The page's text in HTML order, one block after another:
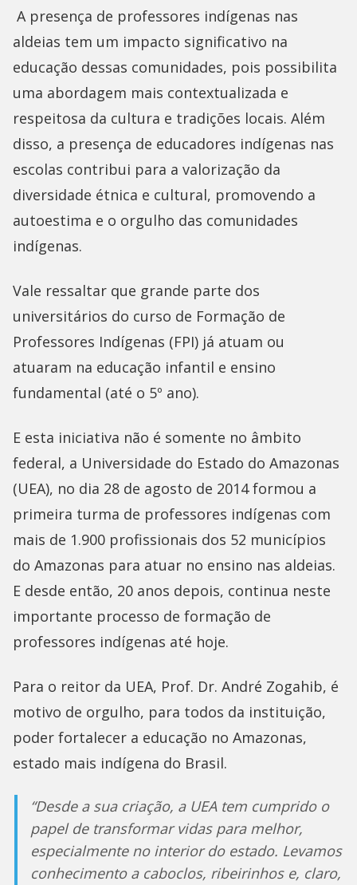
A presença de professores indígenas nas
aldeias tem um impacto significativo na
educação dessas comunidades, pois possibilita
uma abordagem mais contextualizada e
respeitosa da cultura e tradições locais. Além
disso, a presença de educadores indígenas nas
escolas contribui para a valorização da
diversidade étnica e cultural, promovendo a
autoestima e o orgulho das comunidades
indígenas.
Vale ressaltar que grande parte dos
universitários do curso de Formação de
Professores Indígenas (FPI) já atuam ou
atuaram na educação infantil e ensino
fundamental (até o 5º ano).
E esta iniciativa não é somente no âmbito
federal, a Universidade do Estado do Amazonas
(UEA), no dia 28 de agosto de 2014 formou a
primeira turma de professores indígenas com
mais de 1.900 profissionais dos 52 municípios
do Amazonas para atuar no ensino nas aldeias.
E desde então, 20 anos depois, continua neste
importante processo de formação de
professores indígenas até hoje.
Para o reitor da UEA, Prof. Dr. André Zogahib, é
motivo de orgulho, para todos da instituição,
poder fortalecer a educação no Amazonas,
estado mais indígena do Brasil.
“Desde a sua criação, a UEA tem cumprido o
papel de transformar vidas para melhor,
especialmente no interior do estado. Levamos
conhecimento a caboclos, ribeirinhos e, claro,